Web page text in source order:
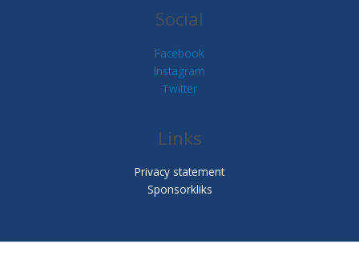
Social
Facebook
Instagram
Twitter
Links
Privacy statement
Sponsorkliks